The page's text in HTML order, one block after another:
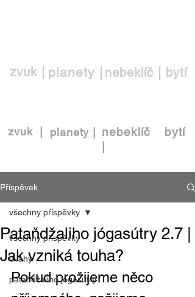
zvuk |planety |nebeklíč | bytí
zvuk | planety |
nebeklíč
bytí
Příspěvek
všechny příspěvky
úvahy
pataňdžaliho jógasútry
všechny příspěvky
Pataňdžaliho jógasútry 2.7 |
Jak vzniká touha?
Pokud prožijeme něco